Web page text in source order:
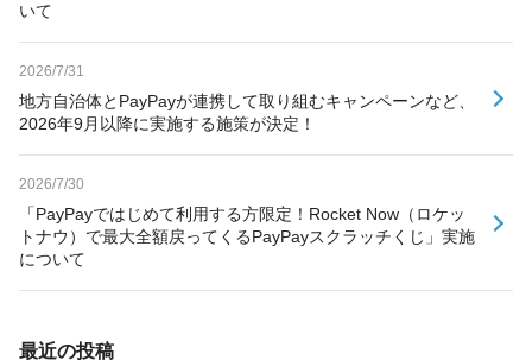
いて
2026/7/31
地方自治体とPayPayが連携して取り組むキャンペーンなど、
2026年9月以降に実施する施策が決定！
2026/7/30
「PayPayではじめて利用する方限定！Rocket Now（ロケッ
トナウ）で最大全額戻ってくるPayPayスクラッチくじ」実施
について
最近の投稿